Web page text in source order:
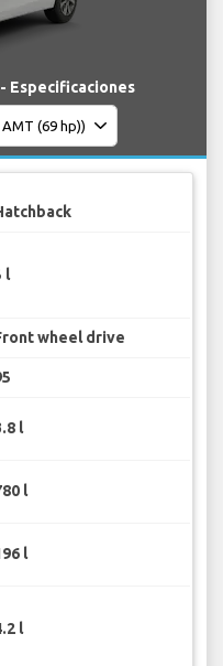
Especificaciones
l
wheel drive
l
l
l
l